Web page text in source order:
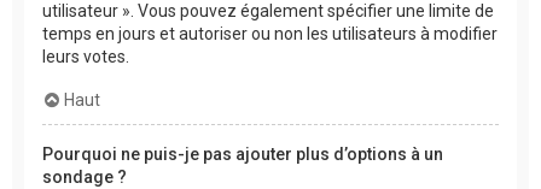
utilisateur ». Vous pouvez également spécifier une limite de
temps en jours et autoriser ou non les utilisateurs à modifier
leurs votes.
Haut
Pourquoi ne puis-je pas ajouter plus d’options à un
sondage ?